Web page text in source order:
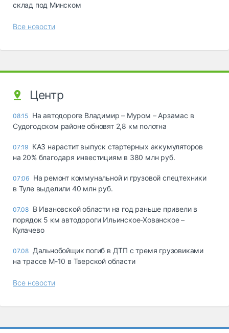
склад под Минском
Все новости
Центр
08:15 На автодороге Владимир – Муром – Арзамас в
Судогодском районе обновят 2,8 км полотна
07:19 КАЗ нарастит выпуск стартерных аккумуляторов
на 20% благодаря инвестициям в 380 млн руб.
07:06 На ремонт коммунальной и грузовой спецтехники
в Туле выделили 40 млн руб.
07.08 В Ивановской области на год раньше привели в
порядок 5 км автодороги Ильинское-Хованское –
Кулачево
07.08 Дальнобойщик погиб в ДТП с тремя грузовиками
на трассе М-10 в Тверской области
Все новости